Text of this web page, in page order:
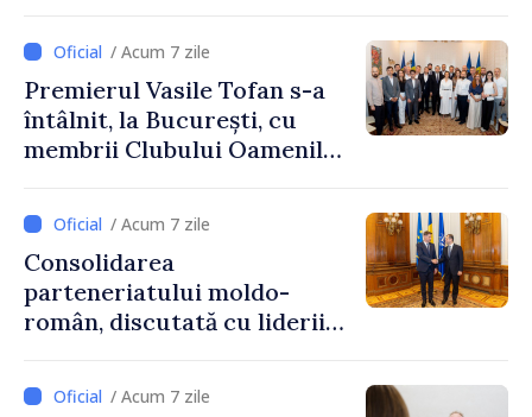
/ Acum 7 zile
Premierul Vasile Tofan s-a
întâlnit, la București, cu
membrii Clubului Oamenilor
/ Acum 7 zile
Consolidarea
parteneriatului moldo-
român, discutată cu liderii
/ Acum 7 zile